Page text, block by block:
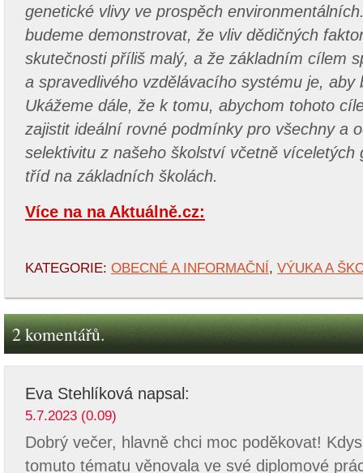
genetické vlivy ve prospěch
budeme demonstrovat, že vliv dědičných
skutečnosti příliš malý, a že základním cílem
a spravedlivého vzdělávacího systému je, aby
Ukážeme dále, že k tomu, abychom tohoto
zajistit ideální rovné podmínky pro všechny a
selektivitu z našeho školství včetně víceletých
tříd na základních školách.
Více na na Aktuálně.cz:
KATEGORIE: OBECNÉ A INFORMAČNÍ, VÝUKA A
2 komentářů.
Eva Stehlíková napsal:
5.7.2023 (0.09)
Dobrý večer, hlavně chci moc poděkovat!
tomuto tématu věnovala ve své diplomové